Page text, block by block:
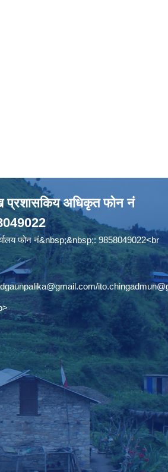
प्रशासकिय अधिकृत फोन नं
फोन नं&nbsp;&nbsp;: 9858049022<br
/